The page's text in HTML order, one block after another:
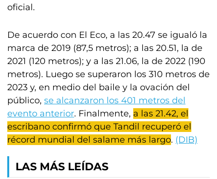
oficial.
De acuerdo con El Eco, a las 20.47 se igualó la
marca de 2019 (87,5 metros); a las 20.51, la de
2021 (120 metros); y a las 21.06, la de 2022 (190
metros). Luego se superaron los 310 metros de
2023 y, en medio del baile y la ovación del
público, se alcanzaron los 401 metros del
evento anterior. Finalmente, a las 21.42, el
escribano confirmó que Tandil recuperó el
récord mundial del salame más largo. (DIB)
LAS MÁS LEÍDAS